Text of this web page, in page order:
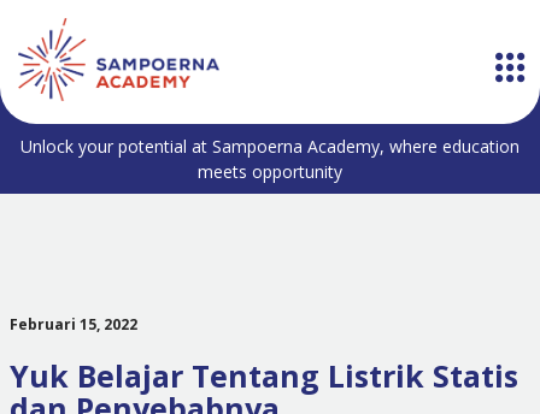
Unlock your potential at Sampoerna Academy, where education
meets opportunity
Februari 15, 2022
Yuk Belajar Tentang Listrik Statis